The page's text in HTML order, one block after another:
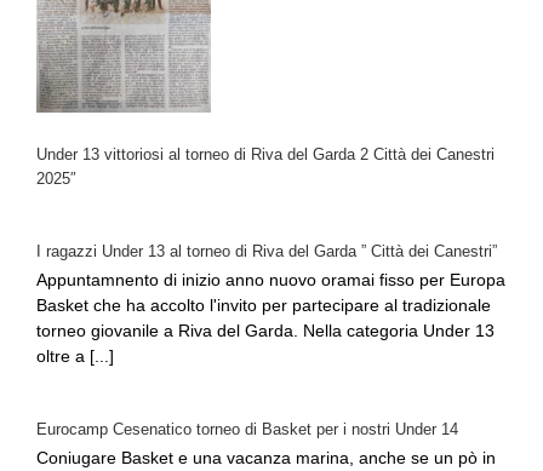
Under 13 vittoriosi al torneo di Riva del Garda 2 Città dei Canestri
2025″
I ragazzi Under 13 al torneo di Riva del Garda ” Città dei Canestri”
Appuntamnento di inizio anno nuovo oramai fisso per Europa
Basket che ha accolto l'invito per partecipare al tradizionale
torneo giovanile a Riva del Garda. Nella categoria Under 13
oltre a [...]
Eurocamp Cesenatico torneo di Basket per i nostri Under 14
Coniugare Basket e una vacanza marina, anche se un pò in